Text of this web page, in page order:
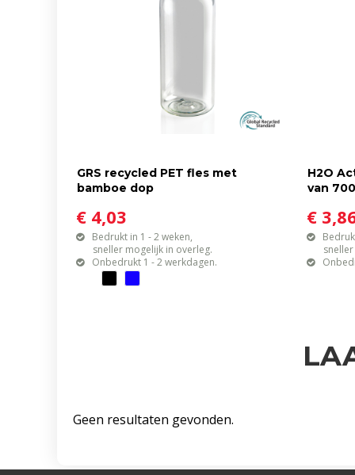
GRS recycled PET fles met
bamboe dop
€ 4,03
Bedrukt in 1 - 2 weken,
sneller mogelijk in overleg.
Onbedrukt 1 - 2 werkdagen.
H2O
van
€
sneller
Geen resultaten gevonden.